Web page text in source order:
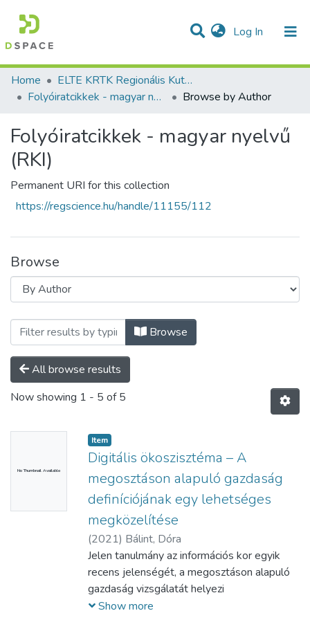
Log In (current)
Communities & Collections
All of DSpace
Home
ELTE KRTK Regionális Kutatások Intézete
Folyóiratcikkek - magyar nyelvű (RKI)
Browse by Author
Folyóiratcikkek - magyar nyelvű
(RKI)
Permanent URI for this collection
https://regscience.hu/handle/11155/112
Browse
Browsing Folyóiratcikkek - magyar
Browse
All browse results
Now showing 1 - 5 of 5
No Thumbnail Available
Item
Digitális ökoszisztéma – A
megosztáson alapuló gazdaság
definíciójának egy lehetséges
megközelítése
(2021) Bálint, Dóra
Jelen tanulmány az információs kor egyik
recens jelenségét, a megosztáson alapuló
gazdaság vizsgálatát helyezi
középpontjába, mely ernyő-jellege miatt
Show more